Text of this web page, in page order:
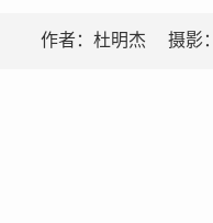
作者：杜明杰 摄影：